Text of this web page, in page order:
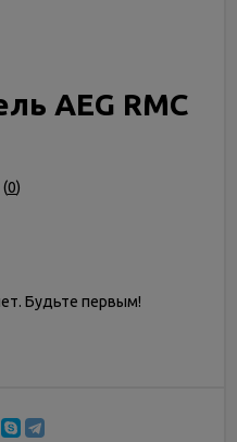
AEG RMC
(0)
Будьте первым!